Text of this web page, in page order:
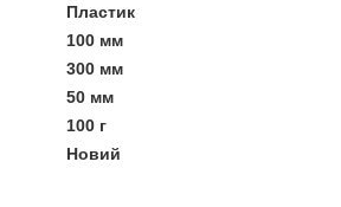
Пластик
100 мм
300 мм
50 мм
100 г
Новий